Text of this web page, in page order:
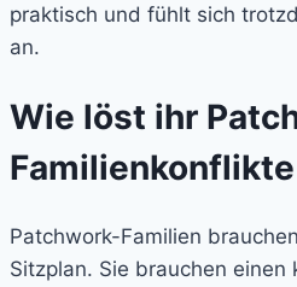
praktisch und fühlt sich
an.
Wie löst ihr
Patchwork-Familien
Sitzplan. Sie brauchen einen